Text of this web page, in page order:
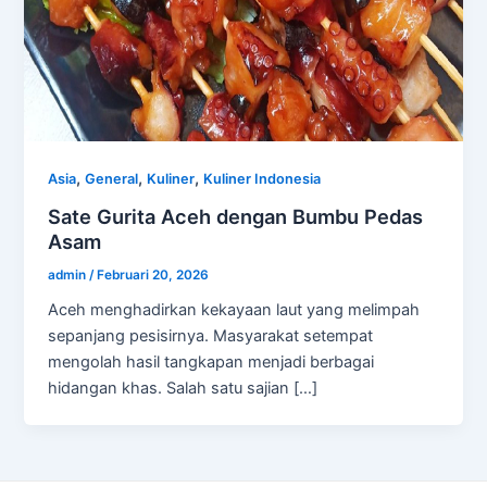
Asia,General, Kuliner, Kuliner Indonesia
Sate Gurita Aceh dengan Bumbu Pedas
Asam
admin /Februari 20, 2026
Aceh menghadirkan kekayaan laut yang melimpah
sepanjang pesisirnya. Masyarakat setempat
mengolah hasil tangkapan menjadi berbagai
hidangan khas. Salah satu sajian […]